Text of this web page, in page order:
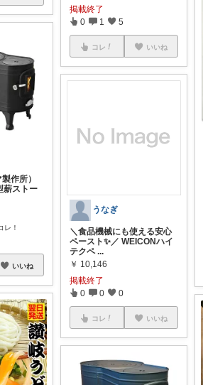
作所）
薪ストー
レ！
いいね
掲載終了
0 1 5
コレ いいね
うなぎ
＼食品機械にも使える安心
ペースト✨／ WEICONハイ
テクペ ...
￥ 10,146
掲載終了
0 0 0
コレ いいね